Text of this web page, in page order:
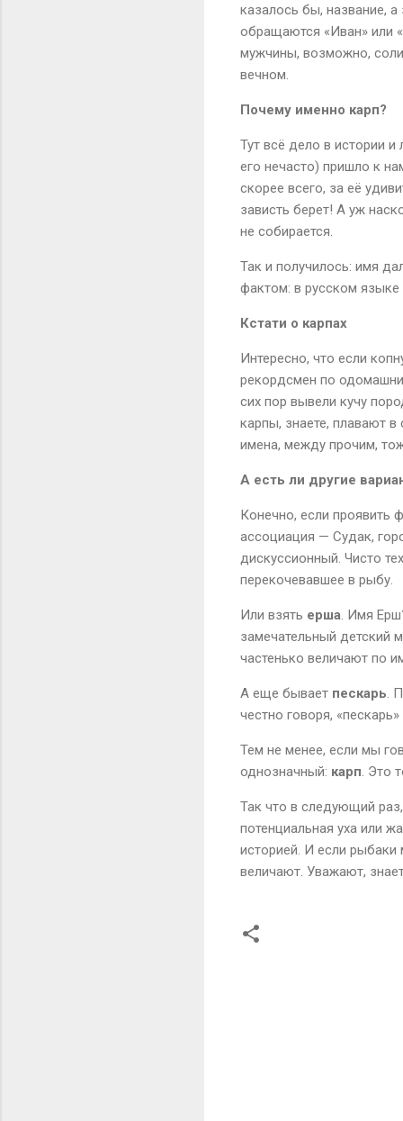
казалось бы, название,
обращаются «Иван» или
мужчины, возможно,
вечном.
Почему именно карп?
Тут всё дело в истории и
его нечасто) пришло к
скорее всего, за её
зависть берет! А уж
не собирается.
Так и получилось: имя
фактом: в русском языке
Кстати о карпах
Интересно, что если
рекордсмен по
сих пор вывели кучу
карпы, знаете, плавают
имена, между прочим,
А есть ли другие
Конечно, если проявить
ассоциация — Судак,
дискуссионный. Чисто
перекочевавшее в рыбу.
Или взять ерша . Имя
замечательный детский
частенько величают по
А еще бывает пескарь .
честно говоря,
Тем не менее, если мы
однозначный: карп . Это
Так что в следующий
потенциальная уха или
историей. И если рыбаки
величают. Уважают,